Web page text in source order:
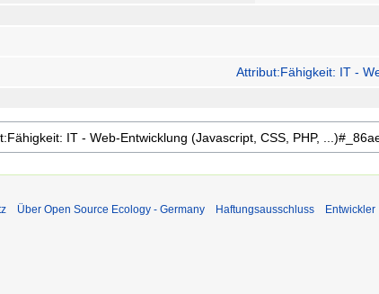
Attribut:Fähigkeit: IT -
Über Open Source Ecology - Germany Haftungsausschluss Entwickler